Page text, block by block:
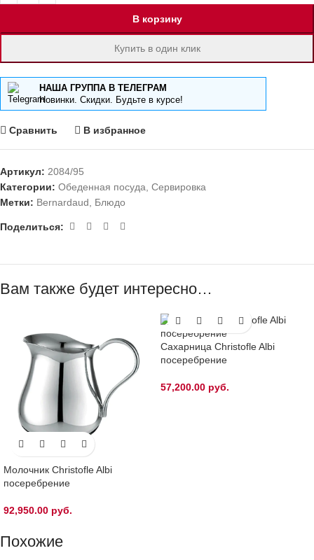
В корзину
Купить в один клик
НАША ГРУППА В ТЕЛЕГРАМ
Новинки. Скидки. Будьте в курсе!
Сравнить В избранное
Артикул: 2084/95
Категории: Обеденная посуда, Сервировка
Метки: Bernardaud, Блюдо
Поделиться:
Вам также будет интересно…
Молочник Christofle Albi
посеребрение
92,950.00 руб.
Сахарница Christofle Albi
посеребрение
57,200.00 руб.
Похожие